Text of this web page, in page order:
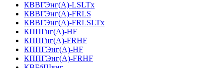
КВВГЭнг(А)-LSLTx
КВВГЭнг(А)-FRLS
КВВГЭнг(А)-FRLSLTx
КППГнг(А)-HF
КППГнг(А)-FRHF
КППГЭнг(А)-HF
КППГЭнг(А)-FRHF